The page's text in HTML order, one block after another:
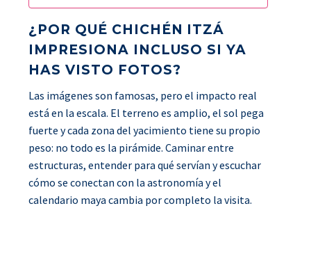
¿POR QUÉ CHICHÉN ITZÁ
IMPRESIONA INCLUSO SI YA
HAS VISTO FOTOS?
Las imágenes son famosas, pero el impacto real
está en la escala. El terreno es amplio, el sol pega
fuerte y cada zona del yacimiento tiene su propio
peso: no todo es la pirámide. Caminar entre
estructuras, entender para qué servían y escuchar
cómo se conectan con la astronomía y el
calendario maya cambia por completo la visita.